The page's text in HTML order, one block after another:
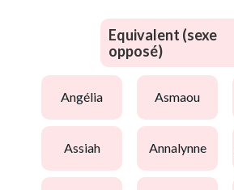
Equivalent (sexe
opposé)
angélia asmaou
assiah annalynne